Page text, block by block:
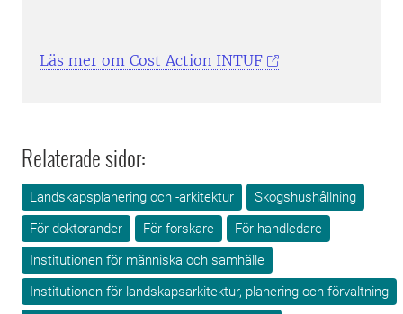
Läs mer om Cost Action INTUF
Relaterade sidor:
Landskapsplanering och -arkitektur
Skogshushållning
För doktorander
För forskare
För handledare
Institutionen för människa och samhälle
Institutionen för landskapsarkitektur, planering och förvaltning